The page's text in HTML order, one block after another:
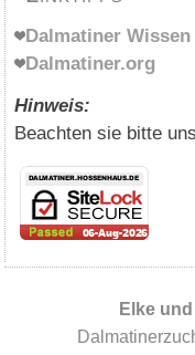
Dalmatiner Wissen
Dalmatiner.org
Hinweis:
Beachten sie bitte
Elke